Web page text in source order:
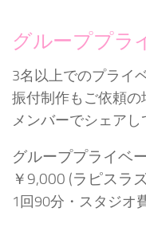
グループプラ
3名以上でのプライ
振付制作もご依頼の
メンバーでシェアし
グループプライベ
￥9,000 (ラピスラ
1回90分・スタジオ